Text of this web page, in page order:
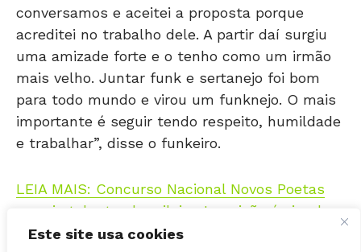
Este site usa cookies
conversamos e aceitei a proposta porque
acreditei no trabalho dele. A partir daí surgiu
uma amizade forte e o tenho como um irmão
mais velho. Juntar funk e sertanejo foi bom
para todo mundo e virou um funknejo. O mais
importante é seguir tendo respeito, humildade
e trabalhar”, disse o funkeiro.
LEIA MAIS: Concurso Nacional Novos Poetas
premia talentos brasileiro. Inscrição é simples
e gratuita